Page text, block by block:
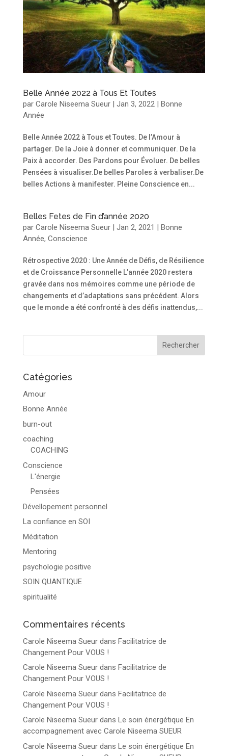
Belle Année 2022 à Tous Et Toutes
par Carole Niseema Sueur| Jan 3, 2022| Bonne
Année
Belle Année 2022 à Tous et Toutes. De l’Amour à
partager. De la Joie à donner et communiquer. De la
Paix à accorder. Des Pardons pour Évoluer. De belles
Pensées à visualiser.De belles Paroles à verbaliser.De
belles Actions à manifester. Pleine Conscience en...
Belles Fetes de Fin d’année 2020
par Carole Niseema Sueur| Jan 2, 2021 | Bonne
Année, Conscience
Rétrospective 2020 : Une Année de Défis, de Résilience
et de Croissance Personnelle L’année 2020 restera
gravée dans nos mémoires comme une période de
changements et d’adaptations sans précédent. Alors
que le monde a été confronté à des défis inattendus,...
Catégories
Amour
Bonne Année
burn-out
coaching
COACHING
Conscience
L'énergie
Pensées
Dévellopement personnel
La confiance en SOI
Méditation
Mentoring
psychologie positive
SOIN QUANTIQUE
spiritualité
Commentaires récents
Carole Niseema Sueurdans Facilitatrice de
Changement Pour VOUS !
Carole Niseema Sueurdans Facilitatrice de
Changement Pour VOUS !
Carole Niseema Sueurdans Facilitatrice de
Changement Pour VOUS !
Carole Niseema Sueurdans Le soin énergétique En
accompagnement avec Carole Niseema SUEUR
Carole Niseema Sueurdans Le soin énergétique En